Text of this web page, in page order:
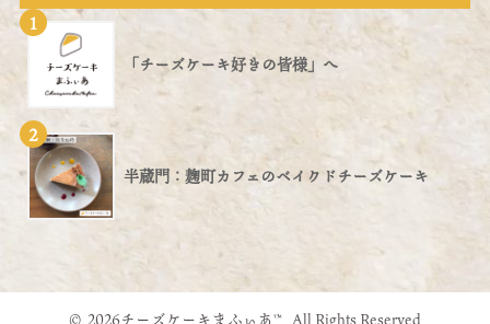
1
「チーズケーキ好きの皆様」へ
2
半蔵門：麹町カフェのベイクドチーズケーキ